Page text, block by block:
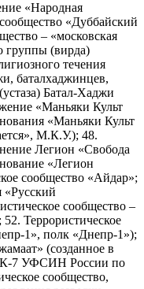
«Народная
«Дуббайский
– «московская
группы (вирда)
течения
баталхаджинцев,
Батал-Хаджи
«Маньяки Культ
«Маньяки Культ
М.К.У.); 48.
Легион «Свобода
«Легион
сообщество «Айдар»;
«Русский
сообщество –
Террористическое
1», полк «Днепр-1»);
(созданное в
7 УФСИН России по
сообщество,